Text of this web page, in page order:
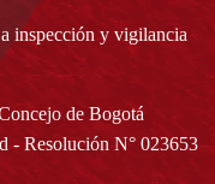
inspección y vigilancia
de Bogotá
- Resolución N° 023653